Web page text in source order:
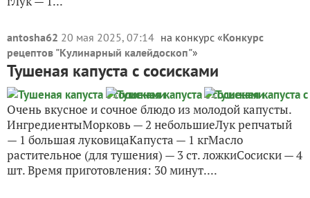
antosha62 20 мая 2025, 07:14 на конкурс «Конкурс
рецептов "Кулинарный калейдоскоп"»
Тушеная капуста с сосисками
Очень вкусное и сочное блюдо из молодой капусты.
ИнгредиентыМорковь — 2 небольшиеЛук репчатый
— 1 большая луковицаКапуста — 1 кгМасло
растительное (для тушения) — 3 ст. ложкиСосиски — 4
шт. Время приготовления: 30 минут....